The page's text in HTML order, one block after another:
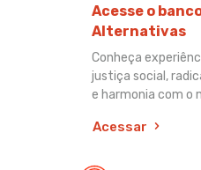
Acesse o
Alternativas
Conheça
justiça social,
e harmonia com o
Acessar